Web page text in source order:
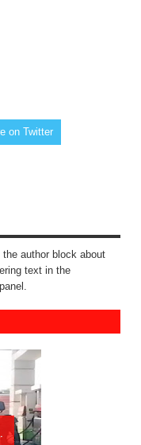
on Twitter
author block about
text in the